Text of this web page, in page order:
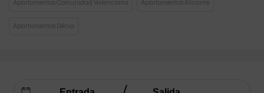
Apartamentos Comunidad Valenciana Apartamentos Alicante
Apartamentos Dénia